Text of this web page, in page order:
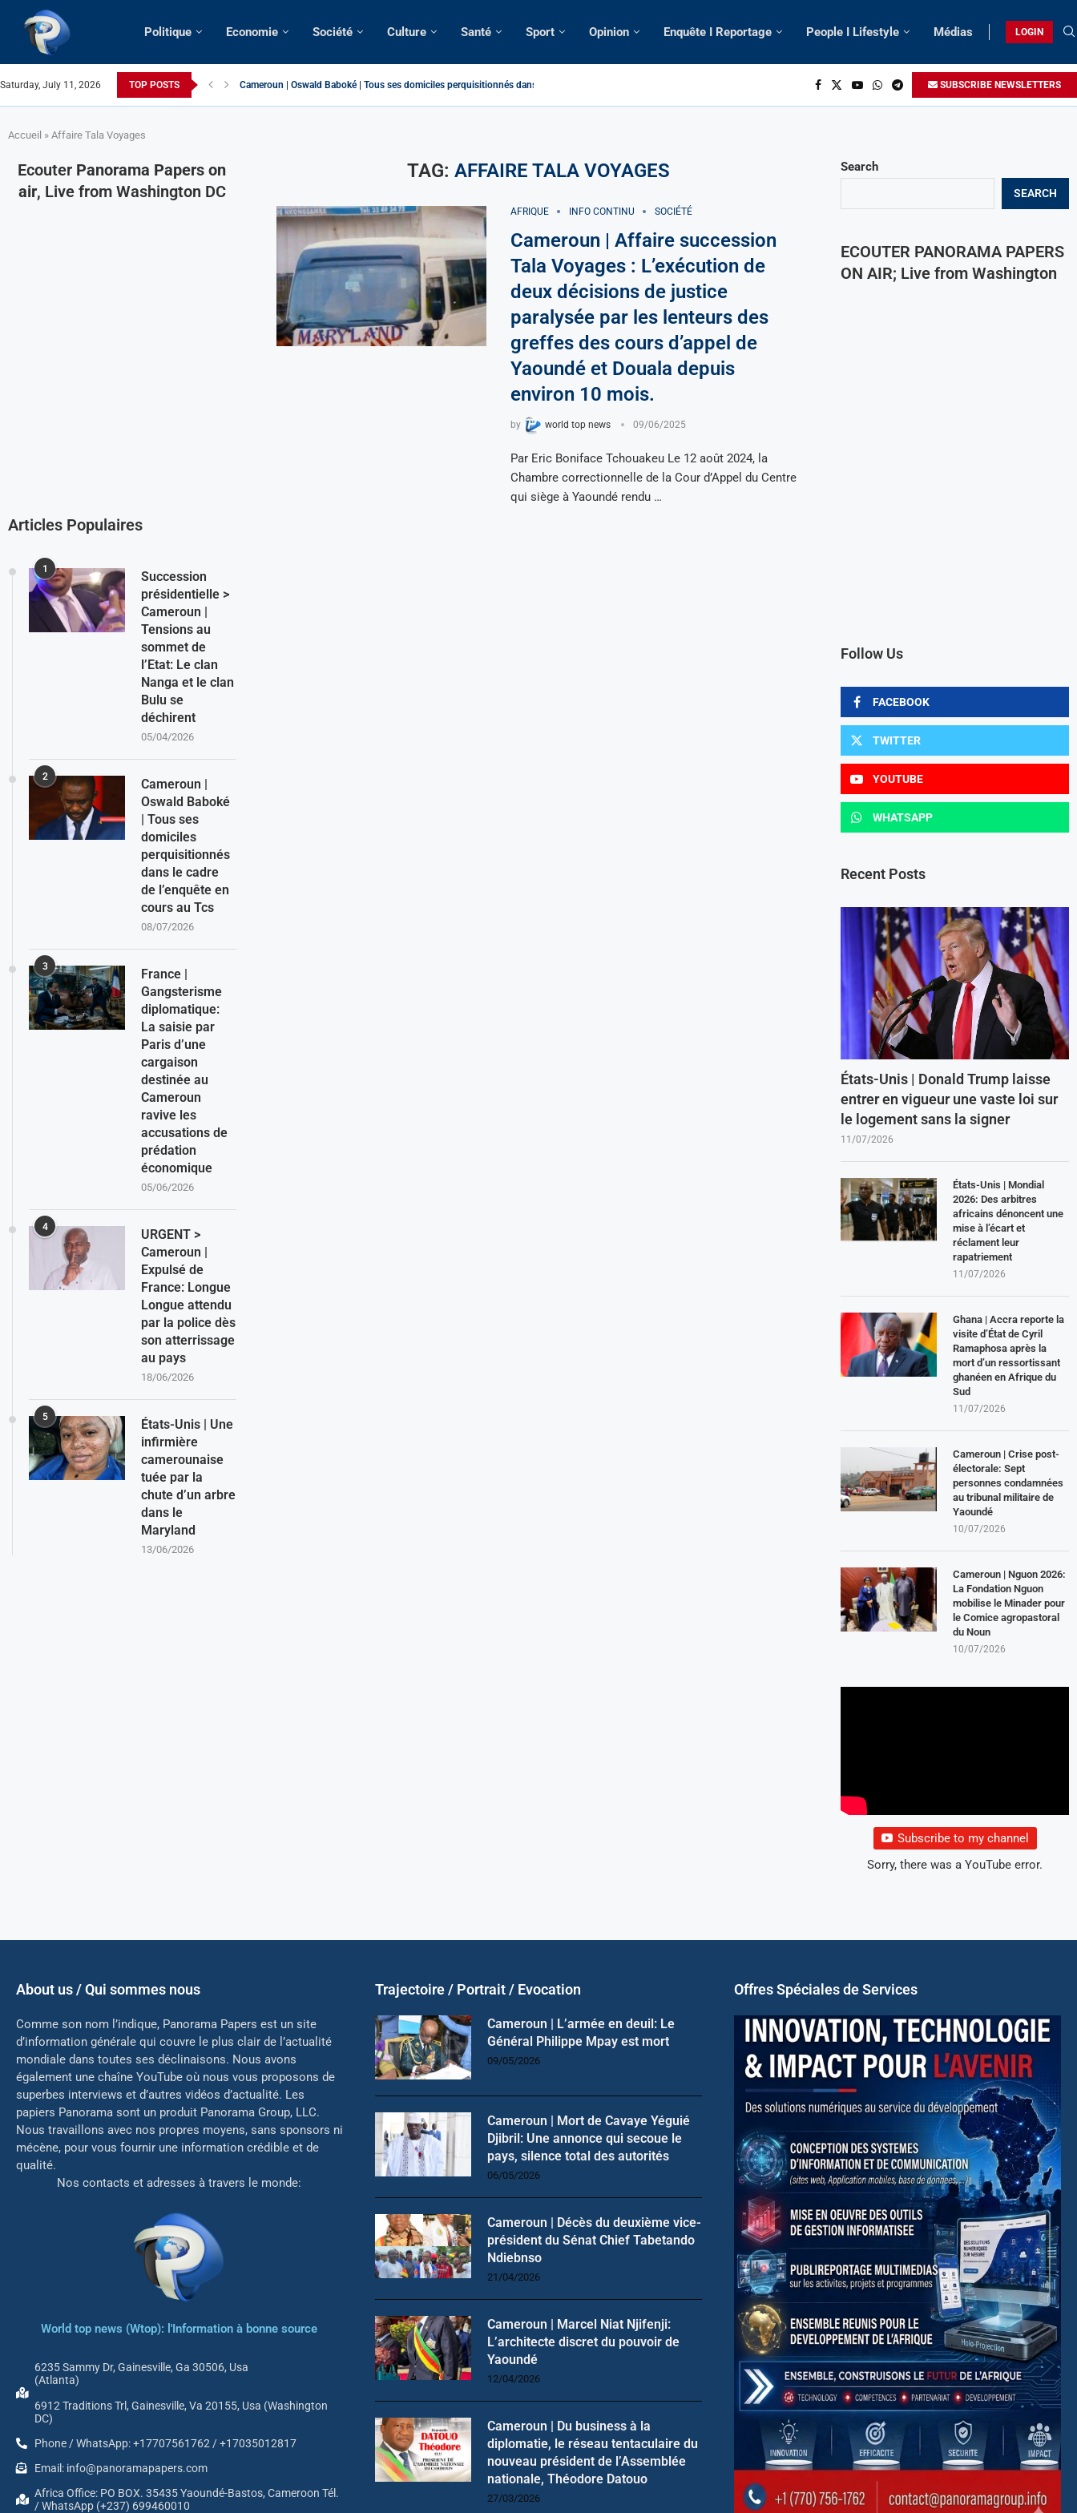
Politique Economie Société Culture Santé Sport Opinion Enquête I Reportage People I Lifestyle Médias LOGIN
Saturday, July 11, 2026 TOP POSTS SUBSCRIBE NEWSLETTERS
Accueil » Affaire Tala Voyages
TAG: AFFAIRE TALA VOYAGES
AFRIQUE INFO CONTINU SOCIÉTÉ
Cameroun | Affaire succession
Tala Voyages : L’exécution de
deux décisions de justice
paralysée par les lenteurs des
greffes des cours d’appel de
Yaoundé et Douala depuis
environ 10 mois.
by world top news 09/06/2025
Par Eric Boniface Tchouakeu Le 12 août 2024, la
Chambre correctionnelle de la Cour d’Appel du Centre
qui siège à Yaoundé rendu …
Search
SEARCH
ECOUTER PANORAMA PAPERS
ON AIR; Live from Washington
Follow Us
FACEBOOK
TWITTER
YOUTUBE
WHATSAPP
Recent Posts
États-Unis | Donald Trump laisse
entrer en vigueur une vaste loi sur
le logement sans la signer
11/07/2026
États-Unis | Mondial
2026: Des arbitres
africains dénoncent une
mise à l’écart et
réclament leur
rapatriement
11/07/2026
Ghana | Accra reporte la
visite d’État de Cyril
Ramaphosa après la
mort d’un ressortissant
ghanéen en Afrique du
Sud
11/07/2026
Cameroun | Crise post-
électorale: Sept
personnes condamnées
au tribunal militaire de
Yaoundé
10/07/2026
Cameroun | Nguon 2026:
La Fondation Nguon
mobilise le Minader pour
le Comice agropastoral
du Noun
10/07/2026
Subscribe to my channel
Sorry, there was a YouTube error.
Ecouter Panorama Papers on
air, Live from Washington DC
Articles Populaires
1
Succession
présidentielle >
Cameroun |
Tensions au
sommet de
l’Etat: Le clan
Nanga et le clan
Bulu se
déchirent
05/04/2026
2
Cameroun |
Oswald Baboké
| Tous ses
domiciles
perquisitionnés
dans le cadre
de l’enquête en
cours au Tcs
08/07/2026
3
France |
Gangsterisme
diplomatique:
La saisie par
Paris d’une
cargaison
destinée au
Cameroun
ravive les
accusations de
prédation
économique
05/06/2026
4
URGENT >
Cameroun |
Expulsé de
France: Longue
Longue attendu
par la police dès
son atterrissage
au pays
18/06/2026
5
États-Unis | Une
infirmière
camerounaise
tuée par la
chute d’un arbre
dans le
Maryland
13/06/2026
About us / Qui sommes nous
Comme son nom l’indique, Panorama Papers est un site
d’information générale qui couvre le plus clair de l’actualité
mondiale dans toutes ses déclinaisons. Nous avons
également une chaîne YouTube où nous vous proposons de
superbes interviews et d’autres vidéos d’actualité. Les
papiers Panorama sont un produit Panorama Group, LLC.
Nous travaillons avec nos propres moyens, sans sponsors ni
mécène, pour vous fournir une information crédible et de
qualité.
Nos contacts et adresses à travers le monde:
World top news (Wtop): l'Information à bonne source
6235 Sammy Dr, Gainesville, Ga 30506, Usa
(Atlanta)
6912 Traditions Trl, Gainesville, Va 20155, Usa (Washington
DC)
Phone / WhatsApp: +17707561762 / +17035012817
Email: info@panoramapapers.com
Africa Office: PO BOX. 35435 Yaoundé-Bastos, Cameroon Tél.
/ WhatsApp (+237) 699460010
Trajectoire / Portrait / Evocation
Cameroun | L’armée en deuil: Le
Général Philippe Mpay est mort
09/05/2026
Cameroun | Mort de Cavaye Yéguié
Djibril: Une annonce qui secoue le
pays, silence total des autorités
06/05/2026
Cameroun | Décès du deuxième vice-
président du Sénat Chief Tabetando
Ndiebnso
21/04/2026
Cameroun | Marcel Niat Njifenji:
L’architecte discret du pouvoir de
Yaoundé
12/04/2026
Cameroun | Du business à la
diplomatie, le réseau tentaculaire du
nouveau président de l’Assemblée
nationale, Théodore Datouo
27/03/2026
Offres Spéciales de Services